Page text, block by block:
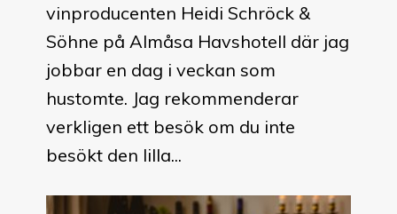
vinproducenten Heidi Schröck &
Söhne på Almåsa Havshotell där jag
jobbar en dag i veckan som
hustomte. Jag rekommenderar
verkligen ett besök om du inte
besökt den lilla...